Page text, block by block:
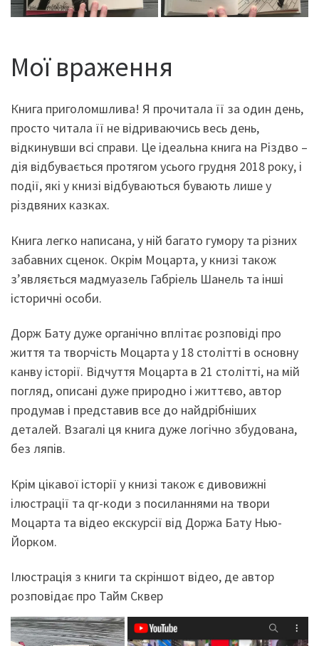
Мої враження
Книга приголомшлива! Я прочитала її за один день,
просто читала її не відриваючись весь день,
відкинувши всі справи. Це ідеальна книга на Різдво –
дія відбувається протягом усього грудня 2018 року, і
події, які у книзі відбуваються бувають лише у
різдвяних казках.
Книга легко написана, у ній багато гумору та різних
забавних сценок. Окрім Моцарта, у книзі також
з’являється мадмуазель Габріель Шанель та інші
історичні особи.
Дорж Бату дуже органічно вплітає розповіді про
життя та творчість Моцарта у 18 столітті в основну
канву історії. Відчуття Моцарта в 21 столітті, на мій
погляд, описані дуже природно і життєво, автор
продумав і представив все до найдрібніших
деталей. Взагалі ця книга дуже логічно збудована,
без ляпів.
Крім цікавої історії у книзі також є дивовижні
ілюстрації та qr-коди з посиланнями на твори
Моцарта та відео екскурсії від Доржа Бату Нью-
Йорком.
Ілюстрація з книги та скріншот відео, де автор
розповідає про Тайм Сквер